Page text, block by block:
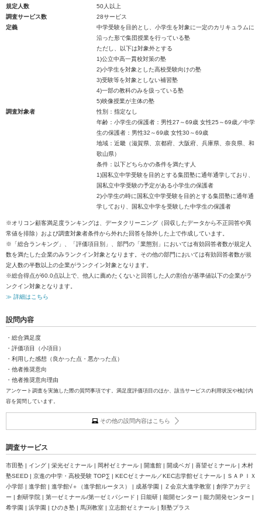
規定人数
50人以上
調査サービス数
28サービス
定義
中学受験を目的とし、小学生を対象に一定のカリキュラムに
沿った形で集団授業を行っている塾
ただし、以下は対象外とする
1)公立中高一貫校対策の塾
2)小学生を対象とした高校受験向けの塾
3)受験等を対象としない補習塾
4)一部の教科のみを扱っている塾
5)映像授業が主体の塾
調査対象者
性別：指定なし
年齢：小学生の保護者：男性27～69歳 女性25～69歳／中学
生の保護者：男性32～69歳 女性30～69歳
地域：近畿（滋賀県、京都府、大阪府、兵庫県、奈良県、和
歌山県）
条件：以下どちらかの条件を満たす人
1)国私立中学受験を目的とする集団塾に通年通学しており、
国私立中学受験の予定がある小学生の保護者
2)小学生の時に国私立中学受験を目的とする集団塾に通年通
学しており、国私立中学を受験した中学生の保護者
※オリコン顧客満足度ランキングは、データクリーニング（回収したデータから不正回答や異
常値を排除）および調査対象者条件から外れた回答を除外した上で作成しています。
※「総合ランキング」、「評価項目別」、部門の「業態別」においては有効回答者数が規定人
数を満たした企業のみランクイン対象となります。その他の部門においては有効回答者数が規
定人数の半数以上の企業がランクイン対象となります。
※総合得点が60.0点以上で、他人に薦めたくないと回答した人の割合が基準値以下の企業がラ
ンクイン対象となります。
≫ 詳細はこちら
設問内容
・総合満足度
・評価項目（小項目）
・利用した感想（良かった点・悪かった点）
・他者推奨意向
・他者推奨意向理由
アンケート調査を実施した際の質問事項です。満足度評価項目のほか、該当サービスの利用状況や検討内
容を質問しています。
その他の設問内容はこちら
調査サービス
市田塾 | イング | 栄光ゼミナール | 岡村ゼミナール | 開進館 | 開成ベガ | 喜望ゼミナール | 木村
塾SEED | 京進の中学・高校受験 TOP∑ | KECゼミナール／KEC志学館ゼミナール | ＳＡＰＩＸ
小学部 | 進学館 | 進学館√＋（進学館ルータス） | 成基学園 | Ｚ会京大進学教室 | 創学アカデミ
ー | 創研学院 | 第一ゼミナール/第一ゼミパシード | 日能研 | 能開センター | 能力開発センター |
希学園 | 浜学園 | ひのき塾 | 馬渕教室 | 立志館ゼミナール | 類塾プラス